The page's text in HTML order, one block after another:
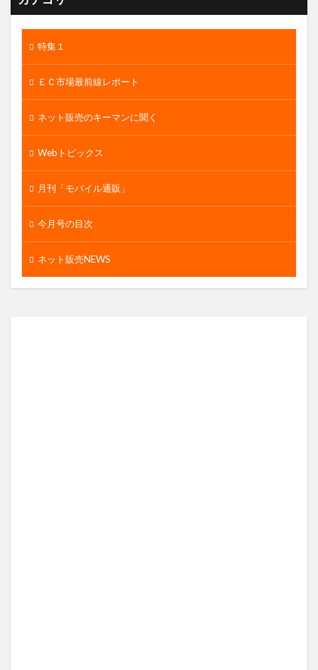
特集１
ＥＣ市場最前線レポート
ネット販売のキーマンに聞く
Webトピックス
月刊「モバイル通販」
今月号の目次
ネット販売NEWS